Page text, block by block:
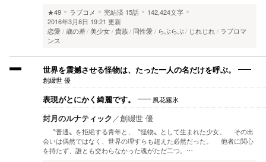
★49
ラブコメ 完結済 15話
142,424文字
2016年3月8日 19:21 更新
恋愛
歳の差 美少女 貴族 同性愛 らぶらぶ じれじれ
ラブロマ
ンス
世界を震撼させる怪物は、たった一人の名だけを呼ぶ。
創綴世 優
表現がとにかく綺麗です。 風花霧氷
封月のルナティック／創綴世 優
〝普通〟を拒絶する青年と、〝怪物〟として生まれた少女。 その出
会いは偶然ではなく、世界の理すらも超えた必然だった。 他者に関心
を持たず、誰とも交わらなかった魂がただ二つ。…